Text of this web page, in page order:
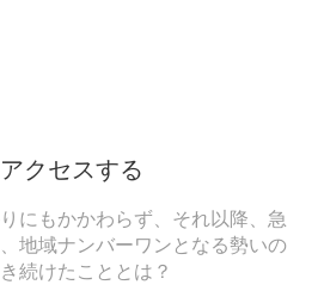
クセスする
にもかかわらず、それ以降、急
地域ナンバーワンとなる勢いの
続けたこととは？